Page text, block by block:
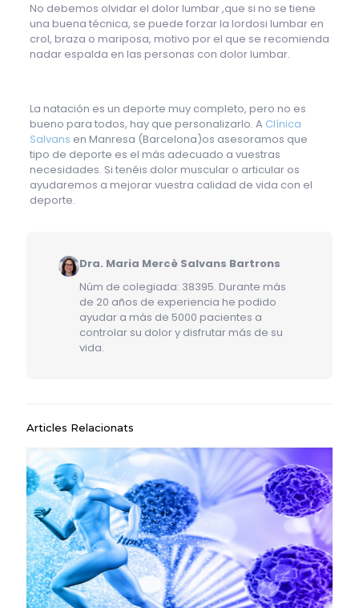
No debemos olvidar el dolor lumbar ,que si no se tiene
una buena técnica, se puede forzar la lordosi lumbar en
crol, braza o mariposa, motivo por el que se recomienda
nadar espalda en las personas con dolor lumbar.
La natación es un deporte muy completo, pero no es
bueno para todos, hay que personalizarlo. A Clínica
Salvans en Manresa (Barcelona)os asesoramos que
tipo de deporte es el más adecuado a vuestras
necesidades. Si tenéis dolor muscular o articular os
ayudaremos a mejorar vuestra calidad de vida con el
deporte.
Dra. Maria Mercè Salvans Bartrons
Núm de colegiada: 38395. Durante más
de 20 años de experiencia he podido
ayudar a más de 5000 pacientes a
controlar su dolor y disfrutar más de su
vida.
Articles Relacionats